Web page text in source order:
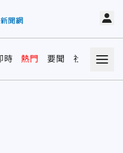
時 熱門 要聞 社會 娛樂